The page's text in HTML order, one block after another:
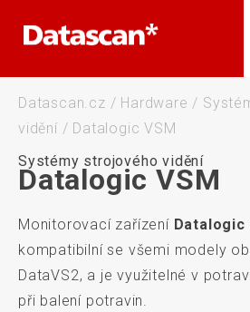
Datascan.cz / Hardware /
vidění / Datalogic VSM
Systémy strojového vidění
Datalogic VSM
Monitorovací zařízení Datalogic
kompatibilní se všemi modely
DataVS2, a je využitelné v
při balení potravin.